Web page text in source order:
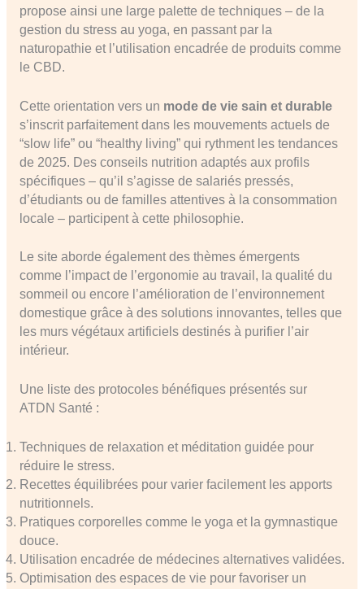
propose ainsi une large palette de techniques – de la
gestion du stress au yoga, en passant par la
naturopathie et l’utilisation encadrée de produits comme
le CBD.
Cette orientation vers un mode de vie sain et durable
s’inscrit parfaitement dans les mouvements actuels de
“slow life” ou “healthy living” qui rythment les tendances
de 2025. Des conseils nutrition adaptés aux profils
spécifiques – qu’il s’agisse de salariés pressés,
d’étudiants ou de familles attentives à la consommation
locale – participent à cette philosophie.
Le site aborde également des thèmes émergents
comme l’impact de l’ergonomie au travail, la qualité du
sommeil ou encore l’amélioration de l’environnement
domestique grâce à des solutions innovantes, telles que
les murs végétaux artificiels destinés à purifier l’air
intérieur.
Une liste des protocoles bénéfiques présentés sur
ATDN Santé :
Techniques de relaxation et méditation guidée pour
réduire le stress.
Recettes équilibrées pour varier facilement les apports
nutritionnels.
Pratiques corporelles comme le yoga et la gymnastique
douce.
Utilisation encadrée de médecines alternatives validées.
Optimisation des espaces de vie pour favoriser un